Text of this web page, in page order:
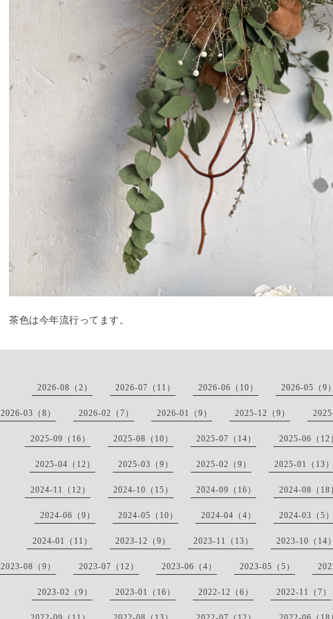
茶色は今年流行ってます。
2026-08（2） 2026-07（11） 2026-06（10） 2026-05（9）
2026-03（8） 2026-02（7） 2026-01（9） 2025-12（9）
2025-09（16） 2025-08（10） 2025-07（14） 2025-06（12
2025-04（12） 2025-03（9） 2025-02（9） 2025-01（13）
2024-11（12） 2024-10（15） 2024-09（16） 2024-08（18
2024-06（9） 2024-05（10） 2024-04（4） 2024-03（5）
2024-01（11） 2023-12（9） 2023-11（13） 2023-10（14）
2023-08（9） 2023-07（12） 2023-06（4） 2023-05（5）
2023-02（9） 2023-01（16） 2022-12（6） 2022-11（7）